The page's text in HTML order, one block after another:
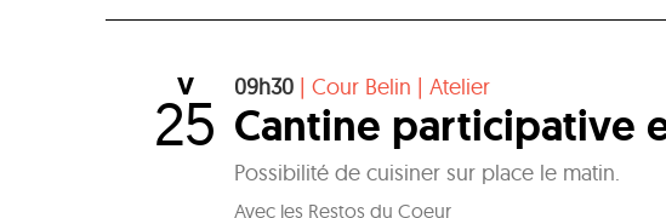
V
25 09h30 | Cour Belin | Atelier
Cantine participative
Possibilité de cuisiner sur place le matin.
Avec les Restos du Coeur